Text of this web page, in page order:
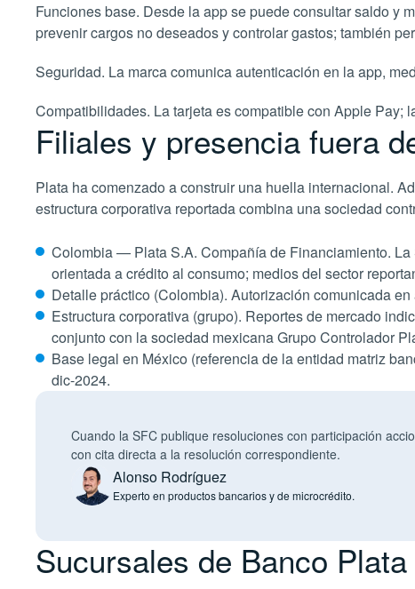
Funciones base. Desde la app se puede consultar saldo y
prevenir cargos no deseados y controlar gastos; también
Seguridad. La marca comunica autenticación en la app,
Compatibilidades. La tarjeta es compatible con Apple
Filiales y presencia fuera
Plata ha comenzado a construir una huella internacional.
estructura corporativa reportada combina una sociedad
Colombia — Plata S.A. Compañía de Financiamiento.
orientada a crédito al consumo; medios del sector
Detalle práctico (Colombia). Autorización comunicada
Estructura corporativa (grupo). Reportes de mercado
conjunto con la sociedad mexicana Grupo Controlador
Base legal en México (referencia de la entidad matriz
dic-2024.
Cuando la SFC publique resoluciones con participación
con cita directa a la resolución correspondiente.
Alonso Rodríguez
Experto en productos bancarios y de microcrédito.
Sucursales de Banco